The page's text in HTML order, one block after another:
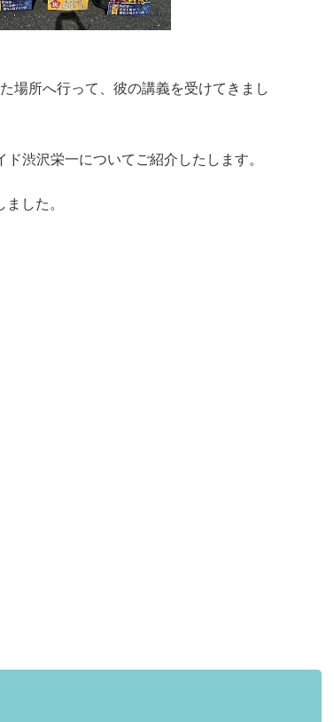
場所へ行って、彼の講義を受けてきまし
渋沢栄一についてご紹介したします。
した。